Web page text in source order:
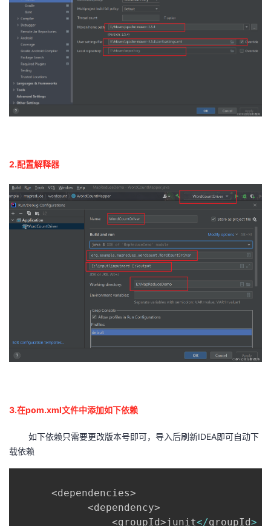
2.配置解释器
3.在pom.xml文件中添加如下依赖
如下依赖只需要更改版本号即可，导入后刷新IDEA即可自动下
载依赖
<dependencies>
<dependency>
<groupId>junit</groupId>